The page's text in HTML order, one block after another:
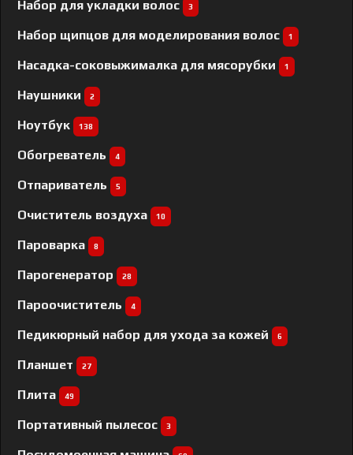
Набор для укладки волос 3
Набор щипцов для моделирования волос 1
Насадка-соковыжималка для мясорубки 1
Наушники 2
Ноутбук 138
Обогреватель 4
Отпариватель 5
Очиститель воздуха 10
Пароварка 8
Парогенератор 28
Пароочиститель 4
Педикюрный набор для ухода за кожей 6
Планшет 27
Плита 49
Портативный пылесос 3